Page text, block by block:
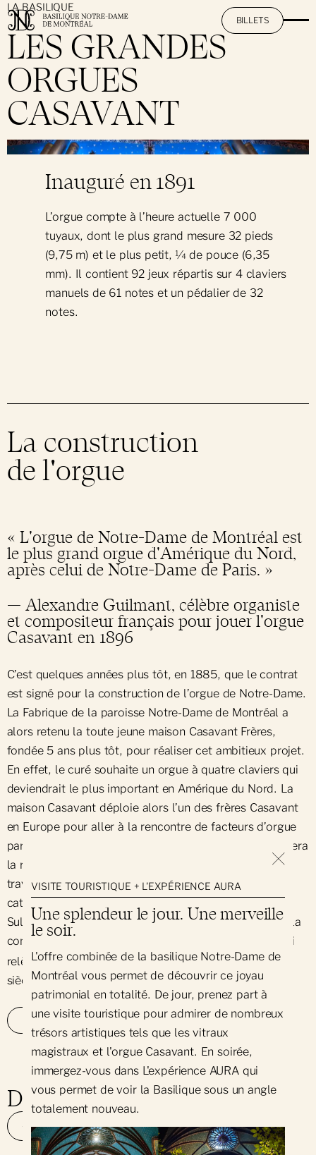
La Basilique
Mission et promesse
Histoire et patrimoine
Travaux de restauration
Art et architecture
Les grandes orgues Casavant
Location de salle
L'expérience AURA
Activités à Notre-Dame
Une splendeur le jour : Visite touristique
Une merveille le soir : L'expérience AURA
Offre combinée : Visite et AURA
Informations utiles
Heures et tarifs
Dépliant touristique
Services pastoraux
Messes quotidiennes
Soutenir Notre-Dame
BILLETS
LA BASILIQUE
LES GRANDES
ORGUES
CASAVANT
}
Inauguré en 1891
L’orgue compte à l’heure actuelle 7 000
tuyaux, dont le plus grand mesure 32 pieds
(9,75 m) et le plus petit, ¼ de pouce (6,35
mm). Il contient 92 jeux répartis sur 4 claviers
manuels de 61 notes et un pédalier de 32
notes.
La construction
de l'orgue
« L'orgue de Notre-Dame de Montréal est
le plus grand orgue d'Amérique du Nord,
après celui de Notre-Dame de Paris. »
— Alexandre Guilmant, célèbre organiste
et compositeur français pour jouer l'orgue
Casavant en 1896
C’est quelques années plus tôt, en 1885, que le contrat
est signé pour la construction de l’orgue de Notre-Dame.
La Fabrique de la paroisse Notre-Dame de Montréal a
alors retenu la toute jeune maison Casavant Frères,
fondée 5 ans plus tôt, pour réaliser cet ambitieux projet.
En effet, le curé souhaite un orgue à quatre claviers qui
deviendrait le plus important en Amérique du Nord. La
maison Casavant déploie alors l’un des frères Casavant
en Europe pour aller à la rencontre de facteurs d’orgue
parmi les plus réputés. C’est en France que Casavant fera
la rencontre d’Aristide Cavaillé-Coll, qui a notamment
travaillé à la restauration des grandes orgues de la
cathédrale Notre-Dame de Paris et de l’église Saint-
Sulpice de Paris. Cette rencontre est importante pour la
conception de l’orgue de Notre-Dame de Montréal, qui
relève de la tradition symphonique française du XIXe
siècle.
PRENEZ PLACE À L'ORGUE
Découvrez à Notre-Dame
VISITE TOURISTIQUE + L'EXPÉRIENCE AURA
Une splendeur le jour. Une merveille
le soir.
L'offre combinée de la basilique Notre-Dame de
Montréal vous permet de découvrir ce joyau
patrimonial en totalité. De jour, prenez part à
une visite touristique pour admirer de nombreux
trésors artistiques tels que les vitraux
magistraux et l'orgue Casavant. En soirée,
immergez-vous dans L'expérience AURA qui
vous permet de voir la Basilique sous un angle
totalement nouveau.